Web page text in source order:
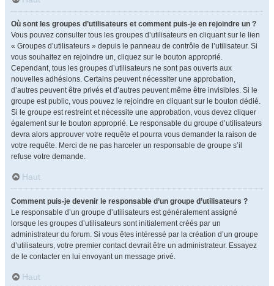
Où sont les groupes d’utilisateurs et comment puis-je en rejoindre un ?
Vous pouvez consulter tous les groupes d’utilisateurs en cliquant sur le lien
« Groupes d’utilisateurs » depuis le panneau de contrôle de l’utilisateur. Si
vous souhaitez en rejoindre un, cliquez sur le bouton approprié.
Cependant, tous les groupes d’utilisateurs ne sont pas ouverts aux
nouvelles adhésions. Certains peuvent nécessiter une approbation,
d’autres peuvent être privés et d’autres peuvent même être invisibles. Si le
groupe est public, vous pouvez le rejoindre en cliquant sur le bouton dédié.
Si le groupe est restreint et nécessite une approbation, vous devez cliquer
également sur le bouton approprié. Le responsable du groupe d’utilisateurs
devra alors approuver votre requête et pourra vous demander la raison de
votre requête. Merci de ne pas harceler un responsable de groupe s’il
refuse votre demande.
Haut
Comment puis-je devenir le responsable d’un groupe d’utilisateurs ?
Le responsable d’un groupe d’utilisateurs est généralement assigné
lorsque les groupes d’utilisateurs sont initialement créés par un
administrateur du forum. Si vous êtes intéressé par la création d’un groupe
d’utilisateurs, votre premier contact devrait être un administrateur. Essayez
de le contacter en lui envoyant un message privé.
Haut